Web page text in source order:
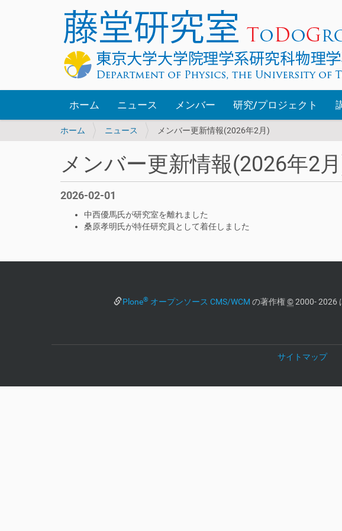
ホーム ニュース メンバー 研究/プロジェクト
現
置
ホーム ニュース メンバー更新情報(2026年2月)
メンバー更新情報(2026年2
2026-02-01
中西優馬氏が研究室を離れました
桑原孝明氏が特任研究員として着任しました
Plone® オープンソース CMS/WCM の著作権©2000- 2026
サイトマップ